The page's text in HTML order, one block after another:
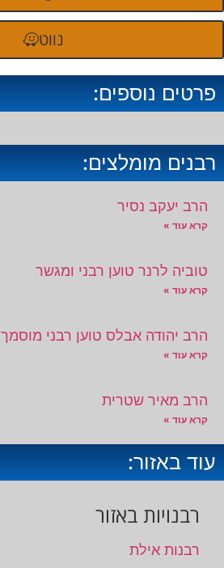
נווט
פרטים נוספים:
רבנים מומלצים:
הרב יעקב נסיר
קרא עוד »
טוביה לרנר טוען רבני ומגשר
קרא עוד »
הרב יהודה אבלס טוען רבני מוסמך
קרא עוד »
הרב מאיר שטרית
קרא עוד »
עוד באזור:
רבנויות באזור
רבנות אילת